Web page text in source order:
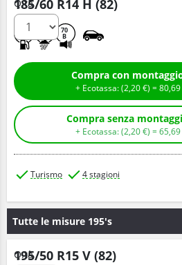
185/60 R14 H (82)
70
B
Q.tà
+ Ecotassa: (2,20€ ) =80,69
+ Ecotassa: (2,20€ ) =65,69
Turismo 4 stagioni
Tutte le misure 195's
195/50 R15 V (82)
Q.tà